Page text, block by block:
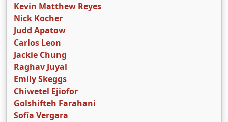
Kevin Matthew Reyes
Nick Kocher
Judd Apatow
Carlos Leon
Jackie Chung
Raghav Juyal
Emily Skeggs
Chiwetel Ejiofor
Golshifteh Farahani
Sofía Vergara